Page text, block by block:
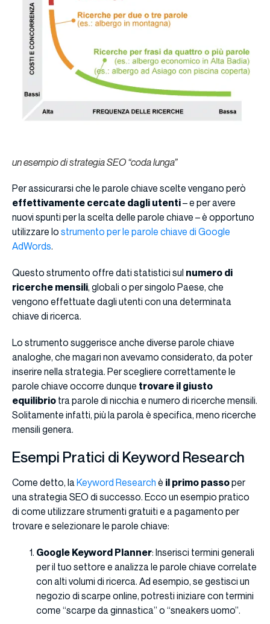
un esempio di strategia SEO “coda lunga”
Per assicurarsi che le parole chiave scelte vengano però
effettivamente cercate dagli utenti– e per avere
nuovi spunti per la scelta delle parole chiave – è opportuno
utilizzare lo strumento per le parole chiave di Google
AdWords.
Questo strumento offre dati statistici sul numero di
ricerche mensili, globali o per singolo Paese, che
vengono effettuate dagli utenti con una determinata
chiave di ricerca.
Lo strumento suggerisce anche diverse parole chiave
analoghe, che magari non avevamo considerato, da poter
inserire nella strategia. Per scegliere correttamente le
parole chiave occorre dunque trovare il giusto
equilibrio tra parole di nicchia e numero di ricerche mensili.
Solitamente infatti, più la parola è specifica, meno ricerche
mensili genera.
Esempi Pratici di Keyword Research
Come detto, la Keyword Research è il primo passoper
una strategia SEO di successo. Ecco un esempio pratico
di come utilizzare strumenti gratuiti e a pagamento per
trovare e selezionare le parole chiave:
Google Keyword Planner: Inserisci termini generali
per il tuo settore e analizza le parole chiave correlate
con alti volumi di ricerca. Ad esempio, se gestisci un
negozio di scarpe online, potresti iniziare con termini
come “scarpe da ginnastica” o “sneakers uomo”.